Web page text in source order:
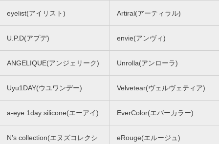
eyelist(アイリスト) Artiral(アーティラル)
U.P.D(アプデ) envie(アンヴィ)
ANGELIQUE(アンジェリーク) Unrolla(アンローラ)
Uyu1DAY(ウユワンデー) Velvetear(ヴェルヴェティア)
a-eye 1day silicone(エーアイ) EverColor(エバーカラー)
N’s collection(エヌズコレクシ
eRouge(エルージュ)